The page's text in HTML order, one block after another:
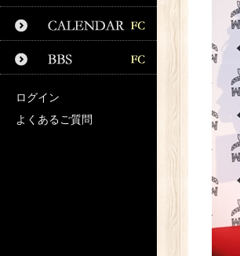
ログイン
よくあるご質問